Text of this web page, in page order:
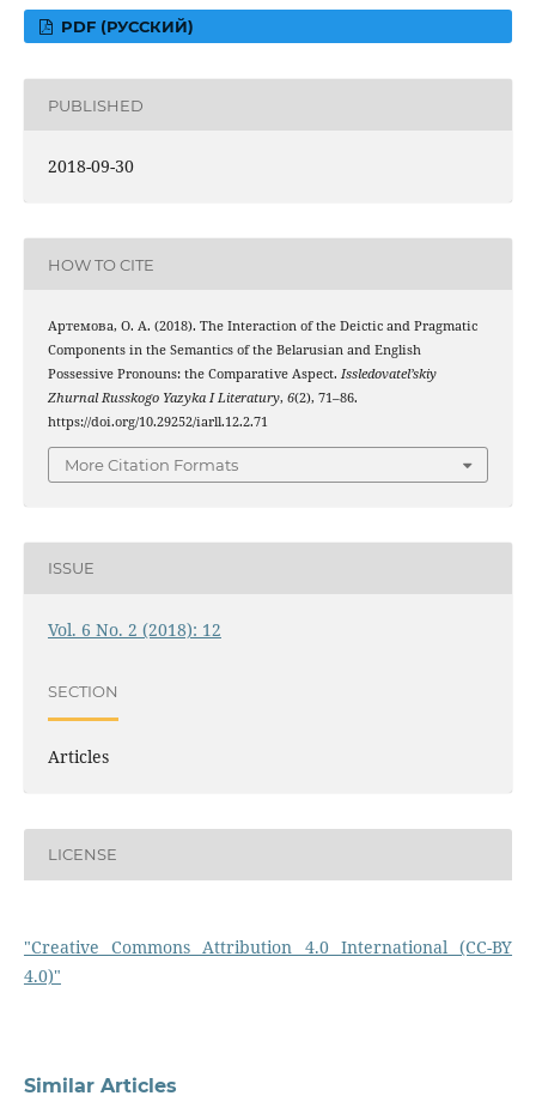
PDF (РУССКИЙ)
PUBLISHED
2018-09-30
HOW TO CITE
Артемова, О. А. (2018). The Interaction of the Deictic and Pragmatic
Components in the Semantics of the Belarusian and English
Possessive Pronouns: the Comparative Aspect. Issledovatel’skiy
Zhurnal Russkogo Yazyka I Literatury, 6(2), 71–86.
https://doi.org/10.29252/iarll.12.2.71
More Citation Formats
ISSUE
Vol. 6 No. 2 (2018): 12
SECTION
Articles
LICENSE
"Creative Commons Attribution 4.0 International (CC-BY
4.0)"
Similar Articles